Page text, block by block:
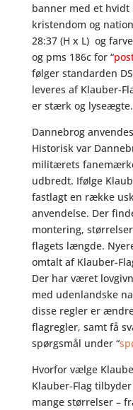
banner med et
kristendom og
28:37 (H x L) og
og pms 186c for “
følger standarden
leveres af Klauber-
er stærk og lyseægte.
Dannebrog
Historisk var
militærets
udbredt. Ifølge
fastlagt en række
anvendelse. Der
montering,
flagets længde.
omtalt af Klauber-
Der har været
med udenlandske
disse regler er
flagregler, samt få
spørgsmål under “
Hvorfor vælge
Klauber-Flag
mange størrelser –